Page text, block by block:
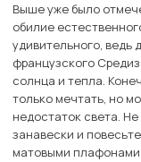
Выше уже было
обилие
удивительного, ведь
французского
солнца и тепла.
только мечтать, но
недостаток света.
занавески и
матовыми плафонами.